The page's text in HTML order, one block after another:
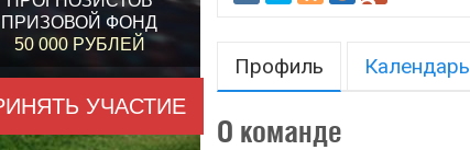
ПРИЗОВОЙ ФОНД
50 000 РУБЛЕЙ
УЧАСТИЕ
Профиль Календарь
О команде